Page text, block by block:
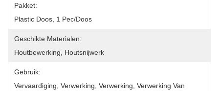
Pakket:
Plastic Doos, 1 Pec/doos
Geschikte Materialen:
Houtbewerking, Houtsnijwerk
Gebruik:
Vervaardiging, Verwerking, Verwerking, Verwerking Van